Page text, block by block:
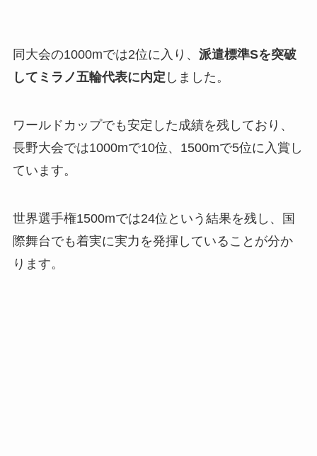
同大会の1000mでは2位に入り、 派遣標準Sを突破
してミラノ五輪代表に内定 しました。
ワールドカップでも安定した成績を残しており、
長野大会では1000mで10位、1500mで5位に入賞し
ています。
世界選手権1500mでは24位という結果を残し、国
際舞台でも着実に実力を発揮していることが分か
ります。